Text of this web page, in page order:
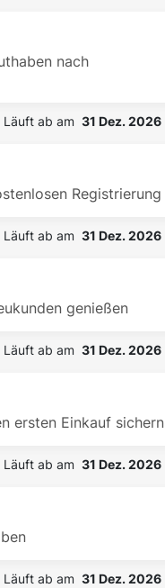
nach
Läuft ab am 31 Dez. 2026
Registrierung
Läuft ab am 31 Dez. 2026
genießen
Läuft ab am 31 Dez. 2026
ersten Einkauf sichern
Läuft ab am 31 Dez. 2026
Läuft ab am 31 Dez. 2026